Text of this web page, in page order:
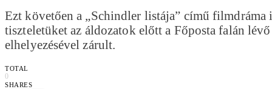
Ezt követően a „Schindler listája” című
tiszteletüket az áldozatok előtt a Főposta falán
elhelyezésével zárult.
TOTAL
0
SHARES